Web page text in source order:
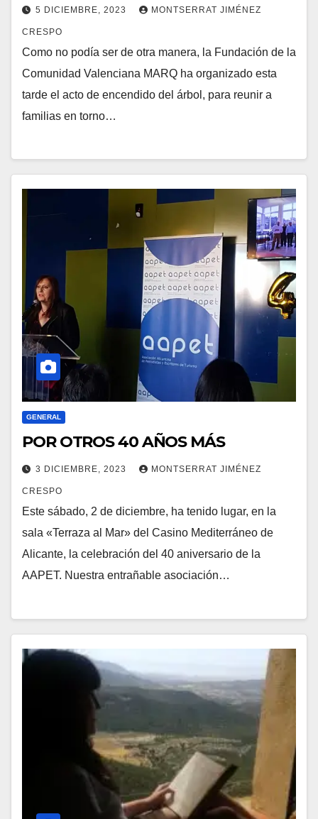
5 DICIEMBRE, 2023 MONTSERRAT JIMÉNEZ
CRESPO
Como no podía ser de otra manera, la Fundación de la
Comunidad Valenciana MARQ ha organizado esta
tarde el acto de encendido del árbol, para reunir a
familias en torno…
GENERAL
POR OTROS 40 AÑOS MÁS
3 DICIEMBRE, 2023 MONTSERRAT JIMÉNEZ
CRESPO
Este sábado, 2 de diciembre, ha tenido lugar, en la
sala «Terraza al Mar» del Casino Mediterráneo de
Alicante, la celebración del 40 aniversario de la
AAPET. Nuestra entrañable asociación…